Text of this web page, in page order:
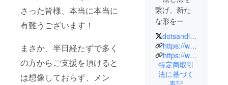
さった皆様、本当に本当に
有難うございます！
まさか、半日経たずで多く
の方からご支援を頂けると
は想像しておらず、メン
繋げ、新た
な形をー
点と点が繋
がれば生み
出す形は無
限大。
dotsandlines_
https://www.dotsandlines-dance.com
https://www.dotsandlines-dance.com/letitbe_karesansui
特定商取引
法に基づく